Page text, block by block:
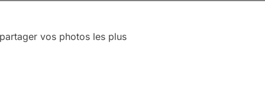
vos photos les plus